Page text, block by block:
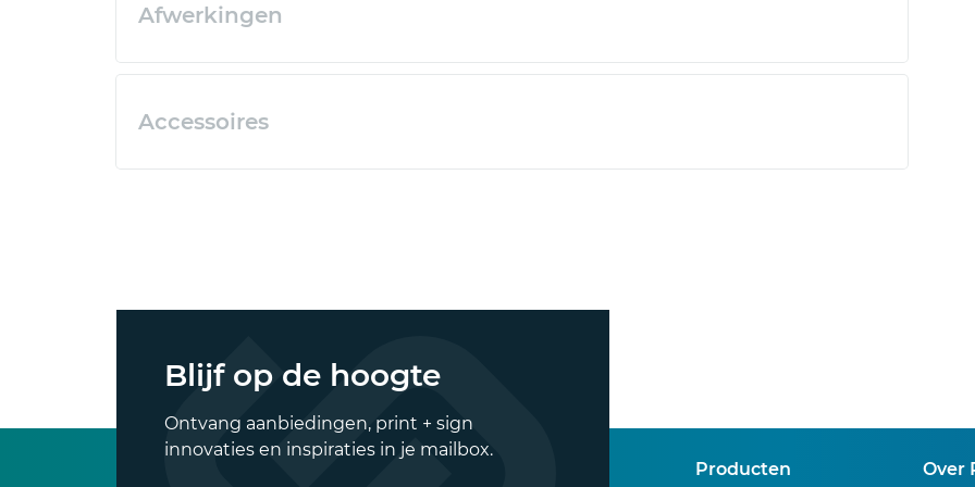
Afwerkingen
Accessoires
Blijf op de hoogte
Ontvang aanbiedingen, print + sign
innovaties en inspiraties in je mailbox.
Producten Over